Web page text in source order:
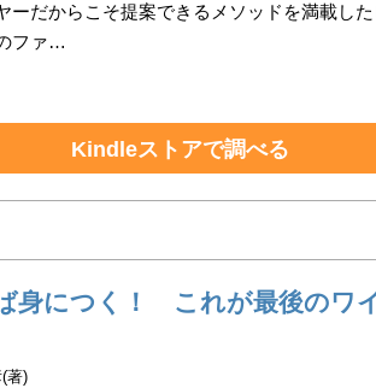
ーだからこそ提案できるメソッドを満載し
ファ…
Kindleストアで調べる
身につく！ これが最後のワ
著)